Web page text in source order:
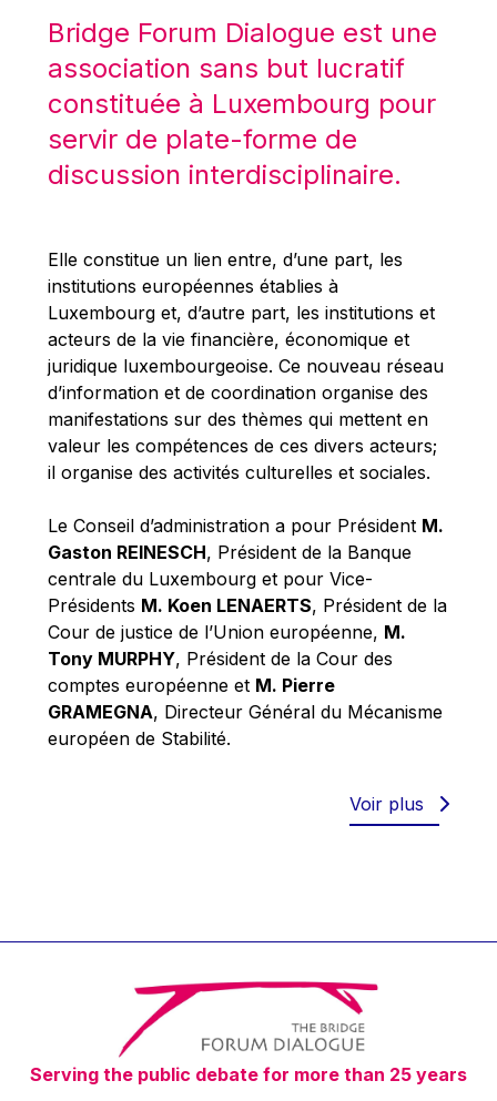
Mario Centeno
Mario Monti
Maroš ŠEFČOVIČ
Martin Bailey
Martine Reicherts
Michael Sohlman
Michel Goedert
Mireille Delmas-Marty
Nobuo Tanaka
Otmar Issing
Paolo Mengozzi
Paschal Donohoe
Pat Cox
Patrizia Nanz
Philippe Maystadt
Pierre Gramegna
Richard Pelly
Robert Goebbels
Robert REYNDERS
Timothy Radcliffe
Vaclav Klaus
Vassilios Skouris
Vítor Manuel da Silva Caldeira
Viviane Reding
Bridge Forum Dialogue est une
association sans but lucratif
constituée à Luxembourg pour
servir de plate-forme de
discussion interdisciplinaire.
Elle constitue un lien entre, d’une part, les
institutions européennes établies à
Luxembourg et, d’autre part, les institutions et
acteurs de la vie financière, économique et
juridique luxembourgeoise. Ce nouveau réseau
d’information et de coordination organise des
manifestations sur des thèmes qui mettent en
valeur les compétences de ces divers acteurs;
il organise des activités culturelles et sociales.
Le Conseil d’administration a pour Président M.
Gaston REINESCH, Président de la Banque
centrale du Luxembourg et pour Vice-
Présidents M. Koen LENAERTS, Président de la
Cour de justice de l’Union européenne, M.
Tony MURPHY, Président de la Cour des
comptes européenne et M. Pierre
GRAMEGNA, Directeur Général du Mécanisme
européen de Stabilité.
Voir plus
Serving the public debate for more than 25 years